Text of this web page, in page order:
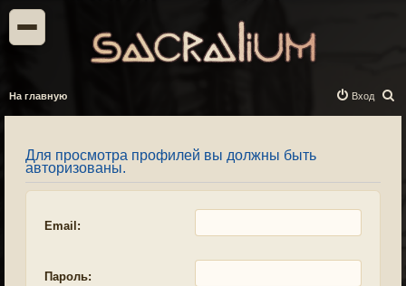
На главную
о
Вход
Для просмотра профилей вы должны быть
авторизованы.
Email:
Пароль: